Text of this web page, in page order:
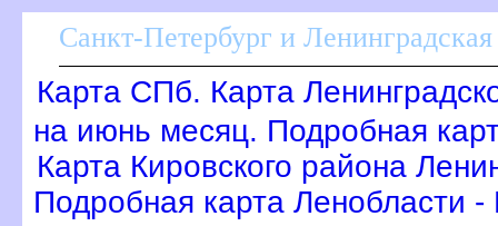
Санкт-Петербург и Ленинградская
Карта СПб. Карта
на июнь месяц. Подробная
Карта Кировского района
Подробная карта Ленобласти -